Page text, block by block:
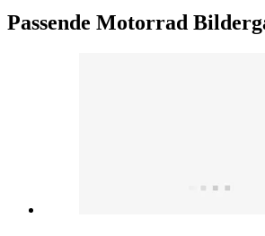
Passende Motorrad